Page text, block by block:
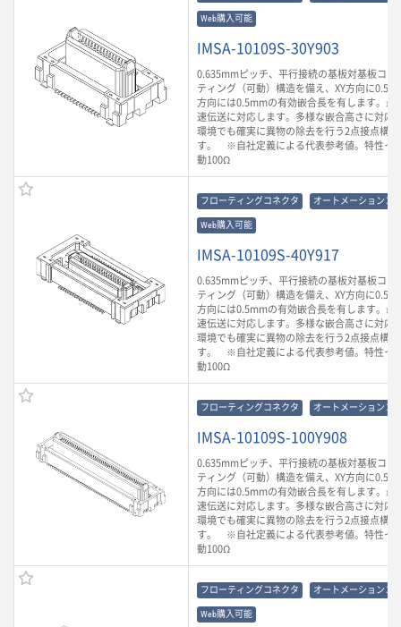
Web購入可能
IMSA-10109S-30Y903
0.635mmピッチ、平行接続の基板対基板コネ
ティング（可動）構造を備え、XY方向に
方向には0.5mmの有効嵌合長を有します。
速伝送に対応します。多様な嵌合高さに対応
環境でも確実に異物の除去を行う2点接点構
す。 ※自社定義による代表参考値。特性イ
動100Ω
フローティングコネクタ オートメーションコ
Web購入可能
IMSA-10109S-40Y917
0.635mmピッチ、平行接続の基板対基板コネ
ティング（可動）構造を備え、XY方向に
方向には0.5mmの有効嵌合長を有します。
速伝送に対応します。多様な嵌合高さに対応
環境でも確実に異物の除去を行う2点接点構
す。 ※自社定義による代表参考値。特性イ
動100Ω
フローティングコネクタ オートメーションコ
IMSA-10109S-100Y908
0.635mmピッチ、平行接続の基板対基板コネ
ティング（可動）構造を備え、XY方向に
方向には0.5mmの有効嵌合長を有します。
速伝送に対応します。多様な嵌合高さに対応
環境でも確実に異物の除去を行う2点接点構
す。 ※自社定義による代表参考値。特性イ
動100Ω
フローティングコネクタ オートメーションコ
Web購入可能